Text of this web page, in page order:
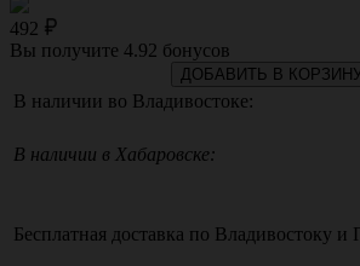
492
Вы получите 4.92 бонусов
ДОБАВИТЬ В
В наличии во Владивостоке:
В наличии в Хабаровске:
Бесплатная доставка по Владивостоку и